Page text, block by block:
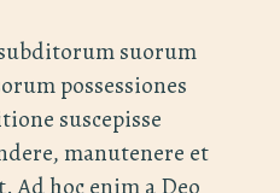
suorum
possessiones
suscepisse
manutenere et